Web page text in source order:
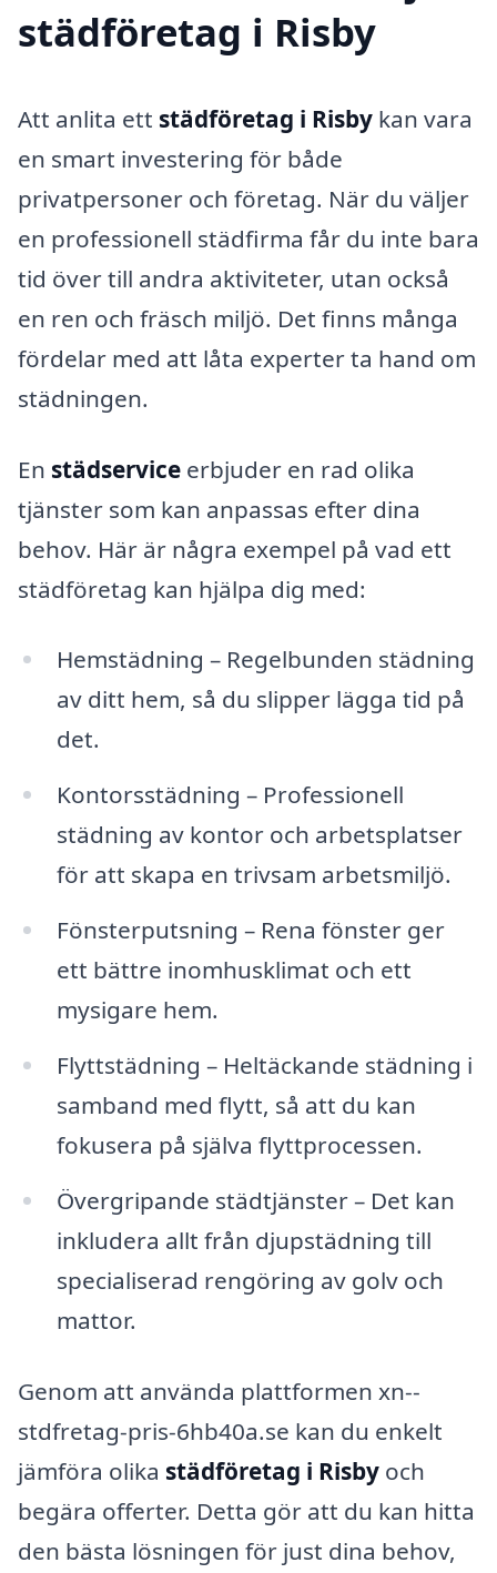
städföretag i Risby
Att anlita ett städföretag i Risby kan vara
en smart investering för både
privatpersoner och företag. När du väljer
en professionell städfirma får du inte bara
tid över till andra aktiviteter, utan också
en ren och fräsch miljö. Det finns många
fördelar med att låta experter ta hand om
städningen.
En städservice erbjuder en rad olika
tjänster som kan anpassas efter dina
behov. Här är några exempel på vad ett
städföretag kan hjälpa dig med:
Hemstädning – Regelbunden städning
av ditt hem, så du slipper lägga tid på
det.
Kontorsstädning – Professionell
städning av kontor och arbetsplatser
för att skapa en trivsam arbetsmiljö.
Fönsterputsning – Rena fönster ger
ett bättre inomhusklimat och ett
mysigare hem.
Flyttstädning – Heltäckande städning i
samband med flytt, så att du kan
fokusera på själva flyttprocessen.
Övergripande städtjänster – Det kan
inkludera allt från djupstädning till
specialiserad rengöring av golv och
mattor.
Genom att använda plattformen xn--
stdfretag-pris-6hb40a.se kan du enkelt
jämföra olika städföretag i Risby och
begära offerter. Detta gör att du kan hitta
den bästa lösningen för just dina behov,